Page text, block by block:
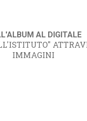
AL DIGITALE
IMMAGINI